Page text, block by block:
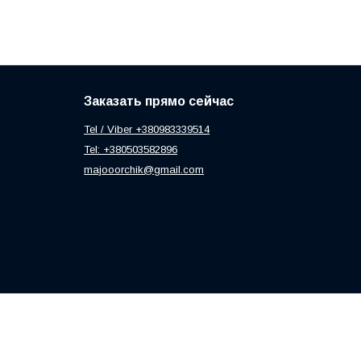
Заказать прямо сейчас
Tel / Viber +380983339514
Tel: +380503582896
majooorchik@gmail.com